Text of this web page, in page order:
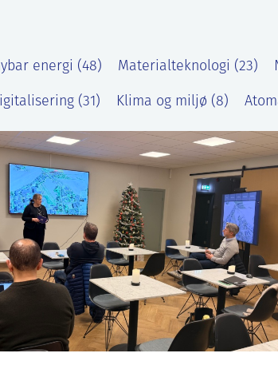
energi (48) Materialteknologi (23)
(31) Klima og miljø (8)